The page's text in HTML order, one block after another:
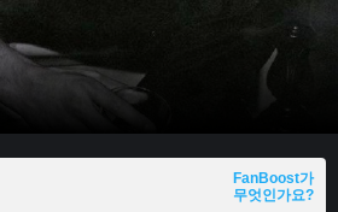
FanBoost가
무엇인가요?